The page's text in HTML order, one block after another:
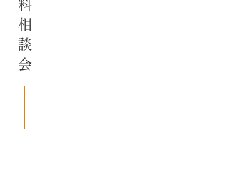
無料相談会